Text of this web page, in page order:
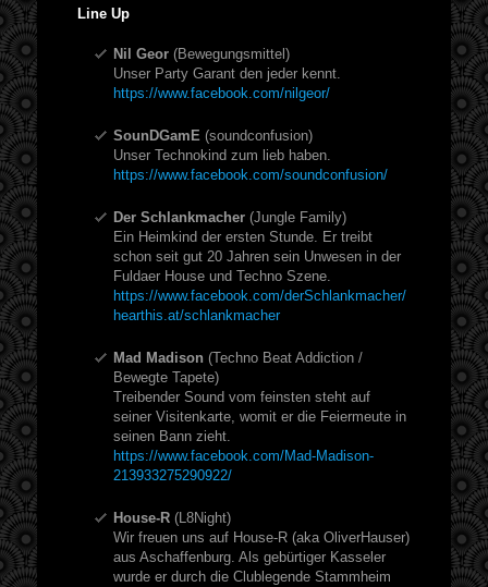
Line Up
Nil Geor (Bewegungsmittel)
Unser Party Garant den jeder kennt.
https://www.facebook.com/nilgeor/
SounDGamE (soundconfusion)
Unser Technokind zum lieb haben.
https://www.facebook.com/soundconfusion/
Der Schlankmacher (Jungle Family)
Ein Heimkind der ersten Stunde. Er treibt
schon seit gut 20 Jahren sein Unwesen in der
Fuldaer House und Techno Szene.
https://www.facebook.com/derSchlankmacher/
hearthis.at/schlankmacher
Mad Madison (Techno Beat Addiction /
Bewegte Tapete)
Treibender Sound vom feinsten steht auf
seiner Visitenkarte, womit er die Feiermeute in
seinen Bann zieht.
https://www.facebook.com/Mad-Madison-
213933275290922/
House-R (L8Night)
Wir freuen uns auf House-R (aka OliverHauser)
aus Aschaffenburg. Als gebürtiger Kasseler
wurde er durch die Clublegende Stammheim